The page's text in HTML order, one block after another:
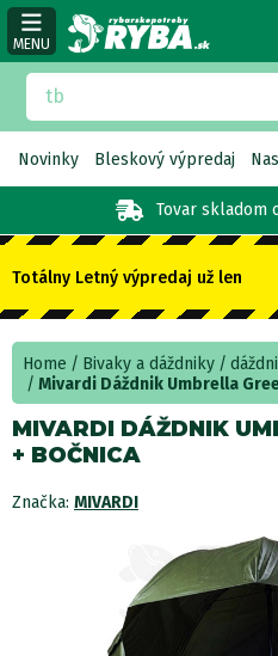
MENU
Tovar skladom
Novinky Bleskový výpredaj
Totálny Letný výpredaj už len
Home Bivaky a dáždniky
Mivardi Dáždnik Umbrella
MIVARDI DÁŽDNIK
+ BOČNICA
Značka: MIVARDI